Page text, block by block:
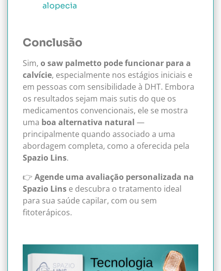
alopecia
Conclusão
Sim, o saw palmetto pode funcionar para a
calvície, especialmente nos estágios iniciais e
em pessoas com sensibilidade à DHT. Embora
os resultados sejam mais sutis do que os
medicamentos convencionais, ele se mostra
uma boa alternativa natural —
principalmente quando associado a uma
abordagem completa, como a oferecida pela
Spazio Lins.
👉 Agende uma avaliação personalizada na
Spazio Lins e descubra o tratamento ideal
para sua saúde capilar, com ou sem
fitoterápicos.